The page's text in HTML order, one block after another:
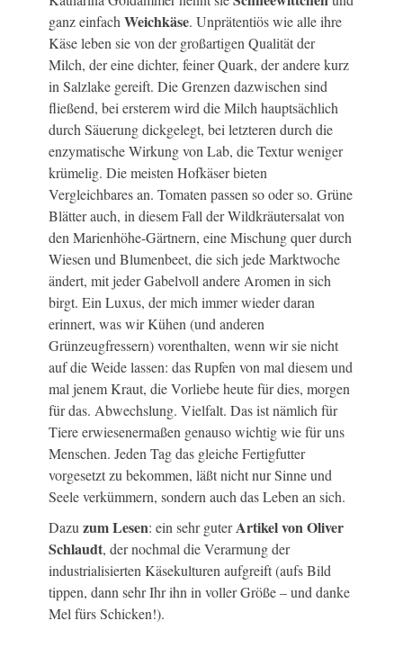
ganz einfachWeichkäse. Unprätentiös wie alle ihre
Käse leben sie von der großartigen Qualität der
Milch, der eine dichter, feiner Quark, der andere kurz
in Salzlake gereift. Die Grenzen dazwischen sind
fließend, bei ersterem wird die Milch hauptsächlich
durch Säuerung dickgelegt, bei letzteren durch die
enzymatische Wirkung von Lab, die Textur weniger
krümelig. Die meisten Hofkäser bieten
Vergleichbares an. Tomaten passen so oder so. Grüne
Blätter auch, in diesem Fall der Wildkräutersalat von
den Marienhöhe-Gärtnern, eine Mischung quer durch
Wiesen und Blumenbeet, die sich jede Marktwoche
ändert, mit jeder Gabelvoll andere Aromen in sich
birgt. Ein Luxus, der mich immer wieder daran
erinnert, was wir Kühen (und anderen
Grünzeugfressern) vorenthalten, wenn wir sie nicht
auf die Weide lassen: das Rupfen von mal diesem und
mal jenem Kraut, die Vorliebe heute für dies, morgen
für das. Abwechslung. Vielfalt. Das ist nämlich für
Tiere erwiesenermaßen genauso wichtig wie für uns
Menschen. Jeden Tag das gleiche Fertigfutter
vorgesetzt zu bekommen, läßt nicht nur Sinne und
Seele verkümmern, sondern auch das Leben an sich.
Dazuzum Lesen: ein sehr guterArtikel von Oliver
Schlaudt, der nochmal die Verarmung der
industrialisierten Käsekulturen aufgreift (aufs Bild
tippen, dann sehr Ihr ihn in voller Größe – und danke
Mel fürs Schicken!).